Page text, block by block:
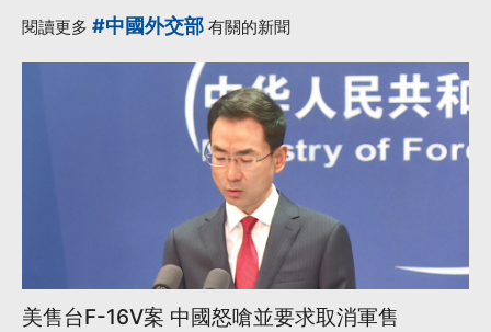
閱讀更多 #中國外交部 有關的新聞
美售台F-16V案 中國怒嗆並要求取消軍售